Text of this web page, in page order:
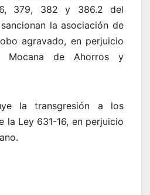
379, 382 y 386.2 del
la asociación de
agravado, en perjuicio
Mocana de Ahorros y
la transgresión a los
la Ley 631-16, en perjuicio